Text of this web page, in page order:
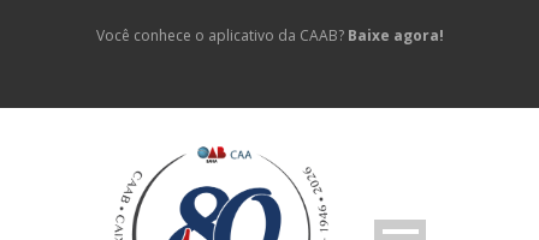
Você conhece o aplicativo da CAAB? Baixe agora!